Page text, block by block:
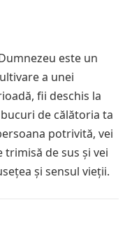
este un
a unei
fii deschis la
de călătoria ta
potrivită, vei
trimisă de sus și vei
și sensul vieții.